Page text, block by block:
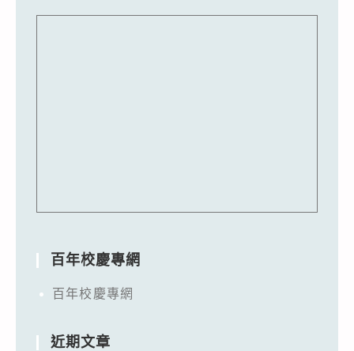
百年校慶專網
百年校慶專網
近期文章